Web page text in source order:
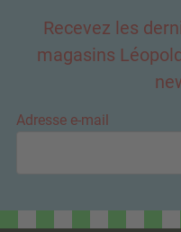
Recevez les
magasins
Adresse e-mail